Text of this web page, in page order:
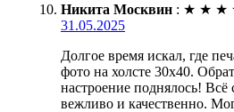
Никита Москвин : ★ ★ ★
31.05.2025
Долгое время искал, где
фото на холсте 30х40.
настроение поднялось! Всё
вежливо и качественно.